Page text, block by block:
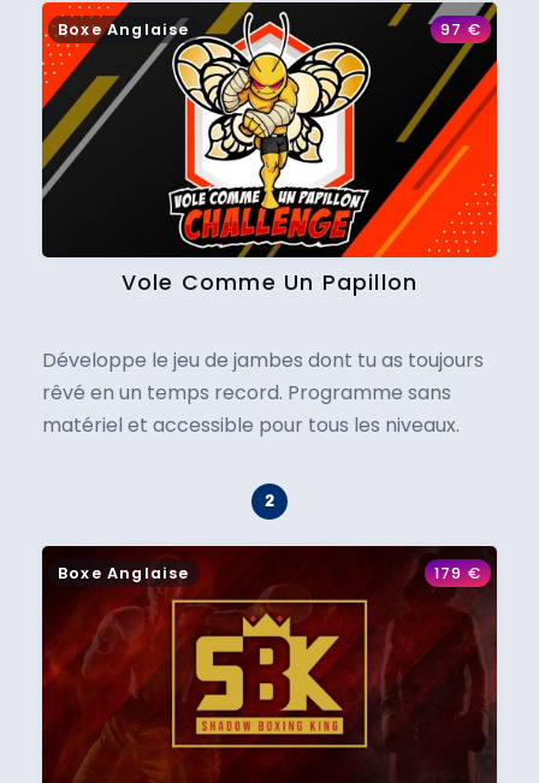
Boxe Anglaise 97€
Vole Comme Un Papillon
Développe le jeu de jambes dont tu as toujours
rêvé en un temps record. Programme sans
matériel et accessible pour tous les niveaux.
Boxe Anglaise 179€